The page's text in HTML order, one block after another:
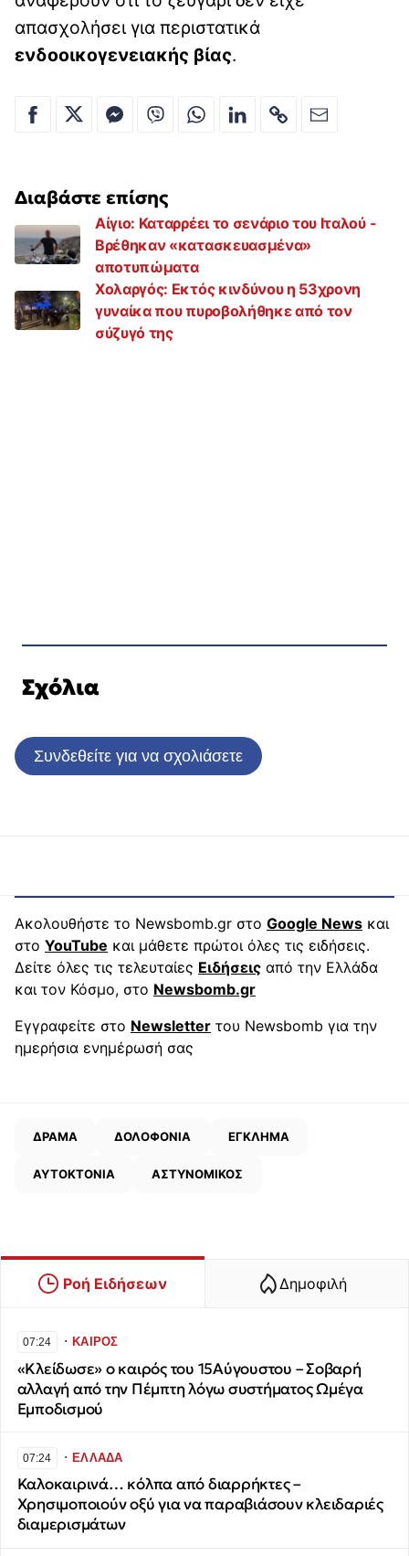
απασχολήσει για περιστατικά
ενδοοικογενειακής βίας.
Διαβάστε επίσης
Αίγιο: Καταρρέει το σενάριο του Ιταλού -
Βρέθηκαν «κατασκευασμένα»
αποτυπώματα
Χολαργός: Εκτός κινδύνου η 53χρονη
γυναίκα που πυροβολήθηκε από τον
σύζυγό της
Σχόλια
Συνδεθείτε για να σχολιάσετε
Ακολουθήστε το Newsbomb.gr στο Google News και
στο YouTube και μάθετε πρώτοι όλες τις ειδήσεις.
Δείτε όλες τις τελευταίες Ειδήσεις από την Ελλάδα
και τον Κόσμο, στο Newsbomb.gr
Εγγραφείτε στο Newsletter του Newsbomb για την
ημερήσια ενημέρωσή σας
ΔΡΑΜΑ ΔΟΛΟΦΟΝΙΑ ΕΓΚΛΗΜΑ
ΑΥΤΟΚΤΟΝΙΑ ΑΣΤΥΝΟΜΙΚΟΣ
Ροή Ειδήσεων Δημοφιλή
07:24 ∙ΚΑΙΡΟΣ
«Κλείδωσε» ο καιρός του 15Αύγουστου – Σοβαρή
αλλαγή από την Πέμπτη λόγω συστήματος Ωμέγα
Εμποδισμού
07:24 ∙ΕΛΛΑΔΑ
Καλοκαιρινά… κόλπα από διαρρήκτες –
Χρησιμοποιούν οξύ για να παραβιάσουν κλειδαριές
διαμερισμάτων